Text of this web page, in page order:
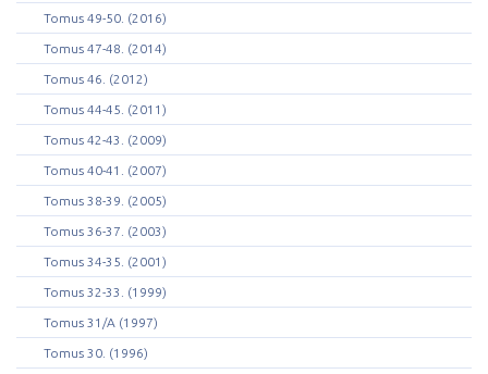
Tomus 49-50. (2016)
Tomus 47-48. (2014)
Tomus 46. (2012)
Tomus 44-45. (2011)
Tomus 42-43. (2009)
Tomus 40-41. (2007)
Tomus 38-39. (2005)
Tomus 36-37. (2003)
Tomus 34-35. (2001)
Tomus 32-33. (1999)
Tomus 31/A (1997)
Tomus 30. (1996)